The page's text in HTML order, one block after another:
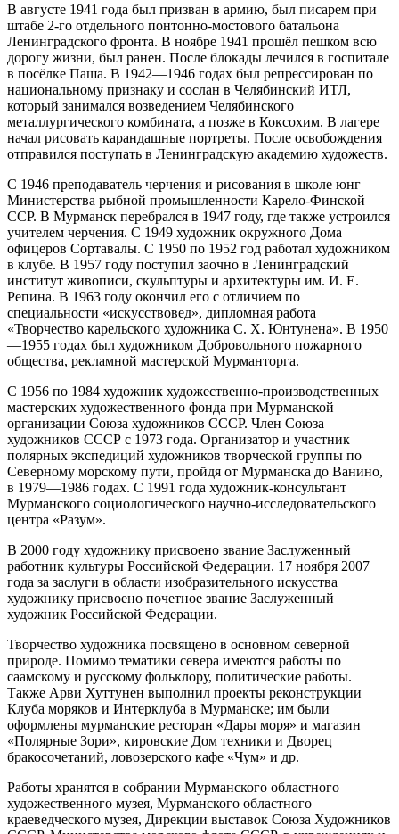
В августе 1941 года был призван в армию, был писарем при
штабе 2-го отдельного понтонно-мостового батальона
Ленинградского фронта. В ноябре 1941 прошёл пешком всю
дорогу жизни, был ранен. После блокады лечился в госпитале
в посёлке Паша. В 1942—1946 годах был репрессирован по
национальному признаку и сослан в Челябинский ИТЛ,
который занимался возведением Челябинского
металлургического комбината, а позже в Коксохим. В лагере
начал рисовать карандашные портреты. После освобождения
отправился поступать в Ленинградскую академию художеств.
С 1946 преподаватель черчения и рисования в школе юнг
Министерства рыбной промышленности Карело-Финской
ССР. В Мурманск перебрался в 1947 году, где также устроился
учителем черчения. С 1949 художник окружного Дома
офицеров Сортавалы. С 1950 по 1952 год работал художником
в клубе. В 1957 году поступил заочно в Ленинградский
институт живописи, скульптуры и архитектуры им. И. Е.
Репина. В 1963 году окончил его с отличием по
специальности «искусствовед», дипломная работа
«Творчество карельского художника С. Х. Юнтунена». В 1950
—1955 годах был художником Добровольного пожарного
общества, рекламной мастерской Мурманторга.
С 1956 по 1984 художник художественно-производственных
мастерских художественного фонда при Мурманской
организации Союза художников СССР. Член Союза
художников СССР с 1973 года. Организатор и участник
полярных экспедиций художников творческой группы по
Северному морскому пути, пройдя от Мурманска до Ванино,
в 1979—1986 годах. С 1991 года художник-консультант
Мурманского социологического научно-исследовательского
центра «Разум».
В 2000 году художнику присвоено звание Заслуженный
работник культуры Российской Федерации. 17 ноября 2007
года за заслуги в области изобразительного искусства
художнику присвоено почетное звание Заслуженный
художник Российской Федерации.
Творчество художника посвящено в основном северной
природе. Помимо тематики севера имеются работы по
саамскому и русскому фольклору, политические работы.
Также Арви Хуттунен выполнил проекты реконструкции
Клуба моряков и Интерклуба в Мурманске; им были
оформлены мурманские ресторан «Дары моря» и магазин
«Полярные Зори», кировские Дом техники и Дворец
бракосочетаний, ловозерского кафе «Чум» и др.
Работы хранятся в собрании Мурманского областного
художественного музея, Мурманского областного
краеведческого музея, Дирекции выставок Союза Художников